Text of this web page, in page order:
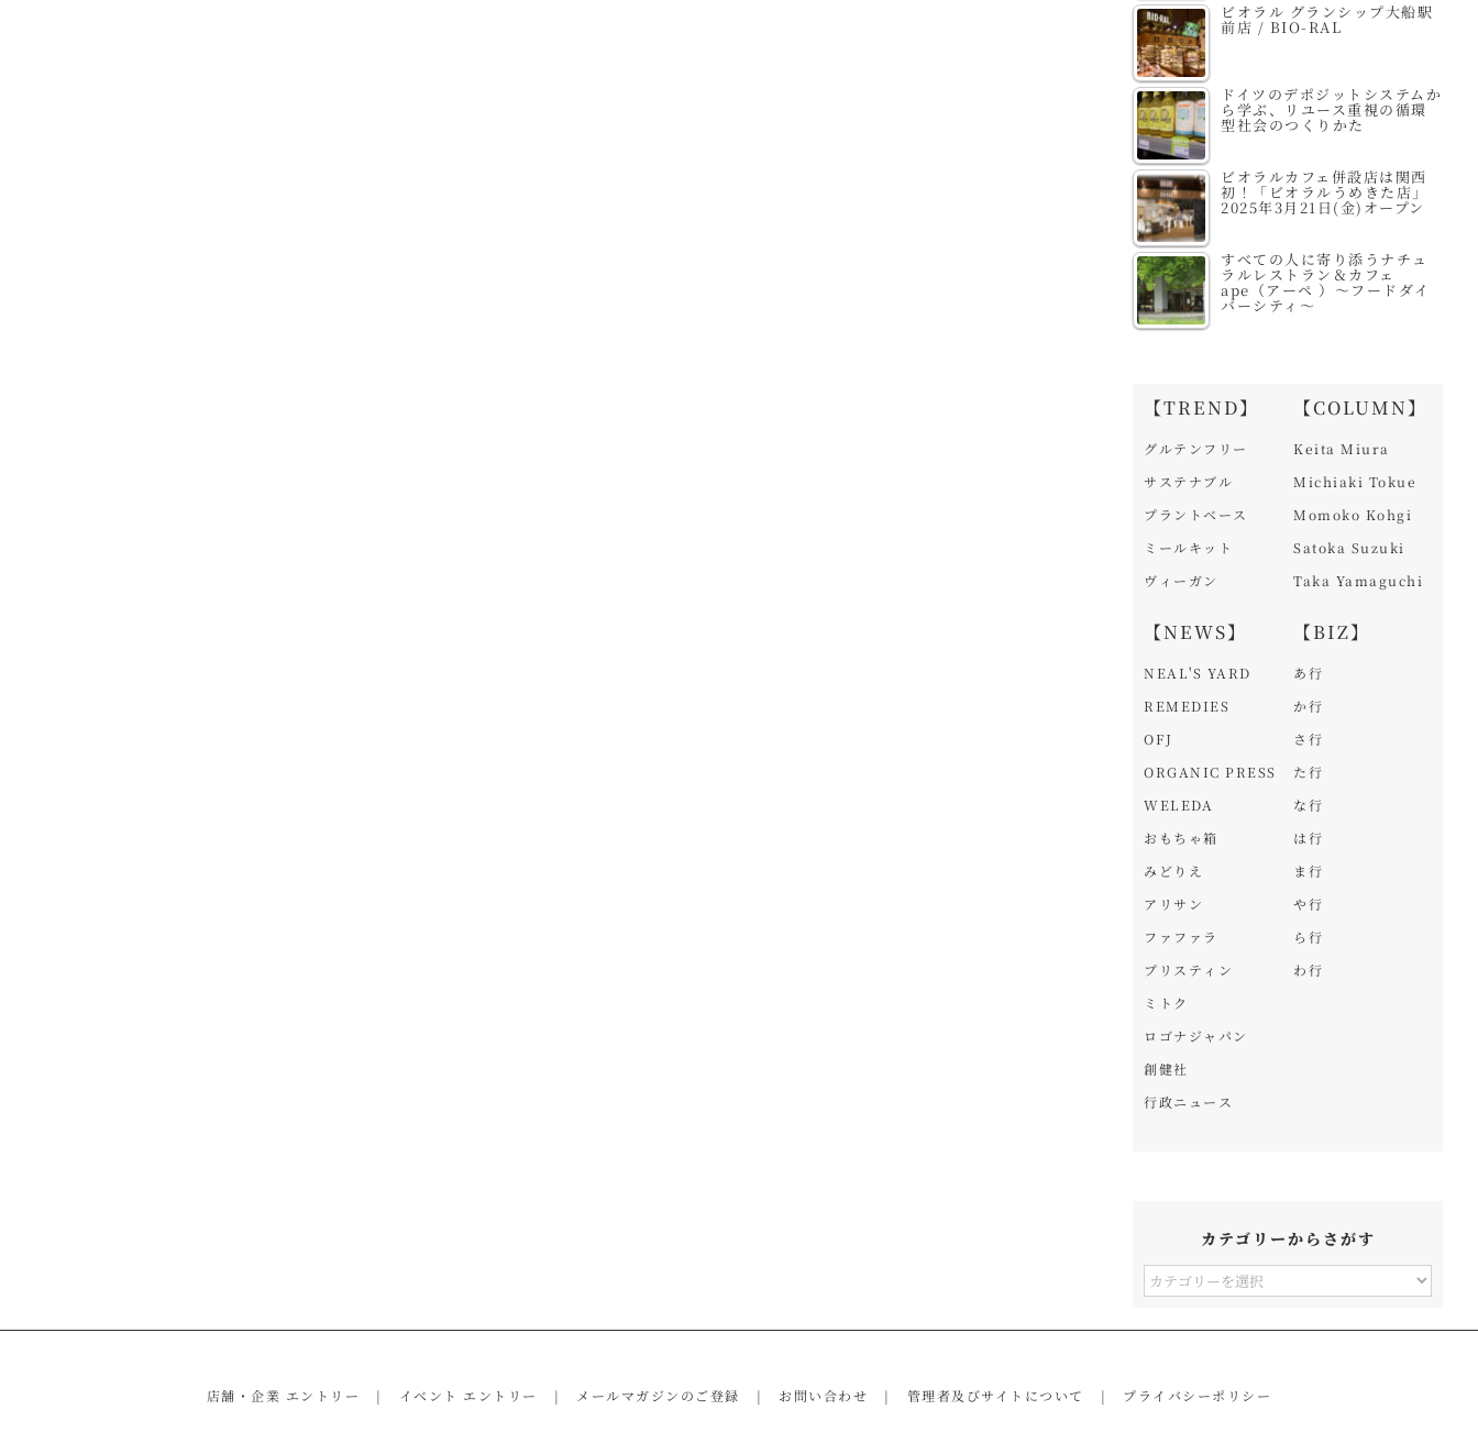
ビオラル グランシップ大船駅
前店 / BIO-RAL
ドイツのデポジットシステムか
ら学ぶ、リユース重視の循環
型社会のつくりかた
ビオラルカフェ併設店は関西
初！「ビオラルうめきた店」
2025年3月21日(金)オープン
すべての人に寄り添うナチュ
ラルレストラン＆カフェ
ape（アーペ ）～フードダイ
バーシティ～
【TREND】
グルテンフリー
サステナブル
プラントベース
ミールキット
ヴィーガン
【NEWS】
NEAL'S YARD
REMEDIES
OFJ
ORGANIC PRESS
WELEDA
おもちゃ箱
みどりえ
アリサン
ファファラ
プリスティン
ミトク
ロゴナジャパン
創健社
行政ニュース
【COLUMN】
Keita Miura
Michiaki Tokue
Momoko Kohgi
Satoka Suzuki
Taka Yamaguchi
【BIZ】
あ行
か行
さ行
た行
な行
は行
ま行
や行
ら行
わ行
カテゴリーからさがす
カ
ー
店舗・企業 エントリー イベント エントリー メールマガジンのご登録 お問い合わせ 管理者及びサイトについて プライバシーポリシー